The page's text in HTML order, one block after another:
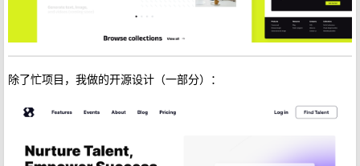
除了忙项目，我做的开源设计（一部分）：